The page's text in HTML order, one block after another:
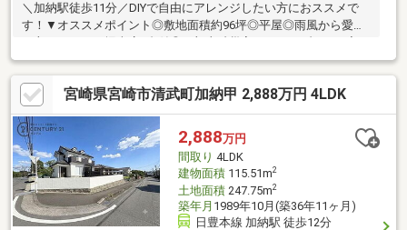
＼加納駅徒歩11分／DIYで自由にアレンジしたい方におススメで
す！▼オススメポイント◎敷地面積約96坪◎平屋◎雨風から愛車
ています。
宮崎県宮崎市清武町加納甲 2,888万円 4LDK
2,888万円
間取り 4LDK
建物面積115.51m2
土地面積247.75m2
築年月 1989年10月(築36年11ヶ月)
日豊本線 加納駅 徒歩12分